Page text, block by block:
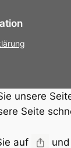
unsere
Seite
auf